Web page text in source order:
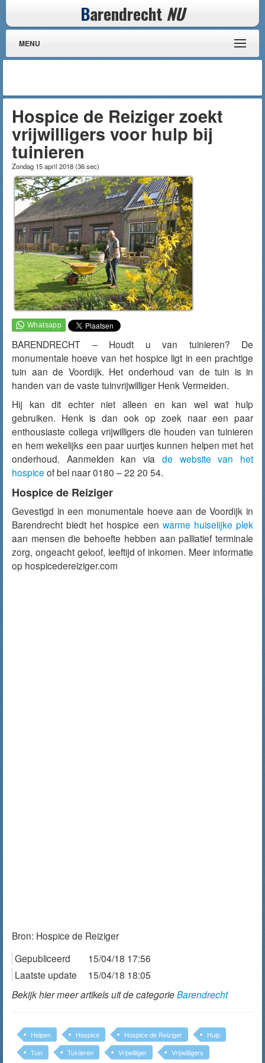
Barendrecht NU
MENU
Hospice de Reiziger zoekt
vrijwilligers voor hulp bij
tuinieren
Zondag 15 april 2018(36 sec)
BARENDRECHT – Houdt u van tuinieren? De
monumentale hoeve van het hospice ligt in een prachtige
tuin aan de Voordijk. Het onderhoud van de tuin is in
handen van de vaste tuinvrijwilliger Henk Vermeiden.
Hij kan dit echter niet alleen en kan wel wat hulp
gebruiken. Henk is dan ook op zoek naar een paar
enthousiaste collega vrijwilligers die houden van tuinieren
en hem wekelijks een paar uurtjes kunnen helpen met het
onderhoud. Aanmelden kan via de website van het
hospice of bel naar 0180 – 22 20 54.
Hospice de Reiziger
Gevestigd in een monumentale hoeve aan de Voordijk in
Barendrecht biedt het hospice een warme huiselijke plek
aan mensen die behoefte hebben aan palliatief terminale
zorg, ongeacht geloof, leeftijd of inkomen. Meer informatie
op hospicedereiziger.com
Bron: Hospice de Reiziger
Gepubliceerd
15/04/18 17:56
Laatste update
15/04/18 18:05
Bekijk hier meer artikels uit de categorieBarendrecht
Helpen Hospice Hospice de Reiziger
Hulp
Tuin
Tuinieren Vrijwilliger Vrijwilligers